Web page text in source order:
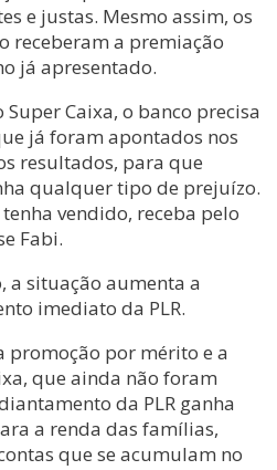
e justas. Mesmo assim, os
receberam a premiação
já apresentado.
Caixa, o banco precisa
já foram apontados nos
resultados, para que
qualquer tipo de prejuízo.
vendido, receba pelo
Fabi.
a situação aumenta a
imediato da PLR.
promoção por mérito e a
que ainda não foram
da PLR ganha
a renda das famílias,
que se acumulam no